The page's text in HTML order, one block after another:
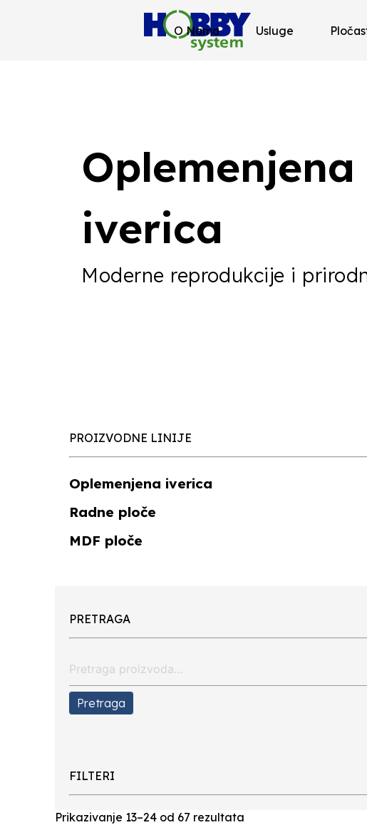
O Nama Usluge
/ Page 2
Oplemenjena
iverica
Moderne reprodukcije i
PROIZVODNE LINIJE
Oplemenjena iverica
Radne ploče
MDF ploče
PRETRAGA
for:
Pretraga
FILTERI
Prikazivanje 13–24 od 67 rezultata